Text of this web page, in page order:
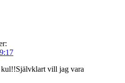
vill jag vara